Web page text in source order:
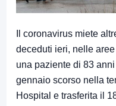
Il coronavirus miete
deceduti ieri, nelle
una paziente di 83
gennaio scorso nella
Hospital e trasferita il